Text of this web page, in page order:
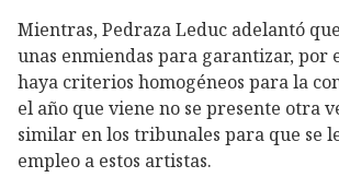
Mientras, Pedraza Leduc adelantó
unas enmiendas para garantizar, por
haya criterios homogéneos para la
el año que viene no se presente otra
similar en los tribunales para que se
empleo a estos artistas.